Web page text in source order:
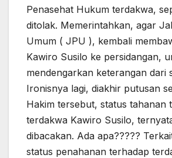
Penasehat Hukum terdakwa,
ditolak. Memerintahkan, agar
Umum ( JPU ), kembali
Kawiro Susilo ke persidangan,
mendengarkan keterangan dari
Ironisnya lagi, diakhir putusan
Hakim tersebut, status tahanan
terdakwa Kawiro Susilo,
dibacakan. Ada apa?????
status penahanan terhadap